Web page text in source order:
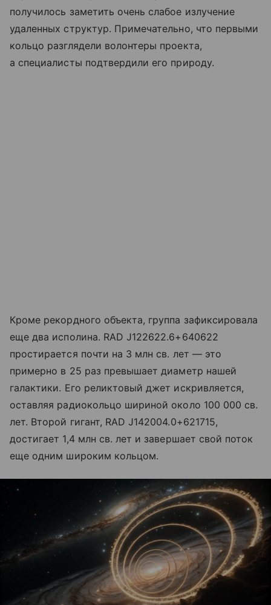
получилось заметить очень слабое излучение
удаленных структур. Примечательно, что первыми
кольцо разглядели волонтеры проекта,
а специалисты подтвердили его природу.
Кроме рекордного объекта, группа зафиксировала
еще два исполина. RAD J122622.6+640622
простирается почти на 3 млн св. лет — это
примерно в 25 раз превышает диаметр нашей
галактики. Его реликтовый джет искривляется,
оставляя радиокольцо шириной около 100 000 св.
лет. Второй гигант, RAD J142004.0+621715,
достигает 1,4 млн св. лет и завершает свой поток
еще одним широким кольцом.